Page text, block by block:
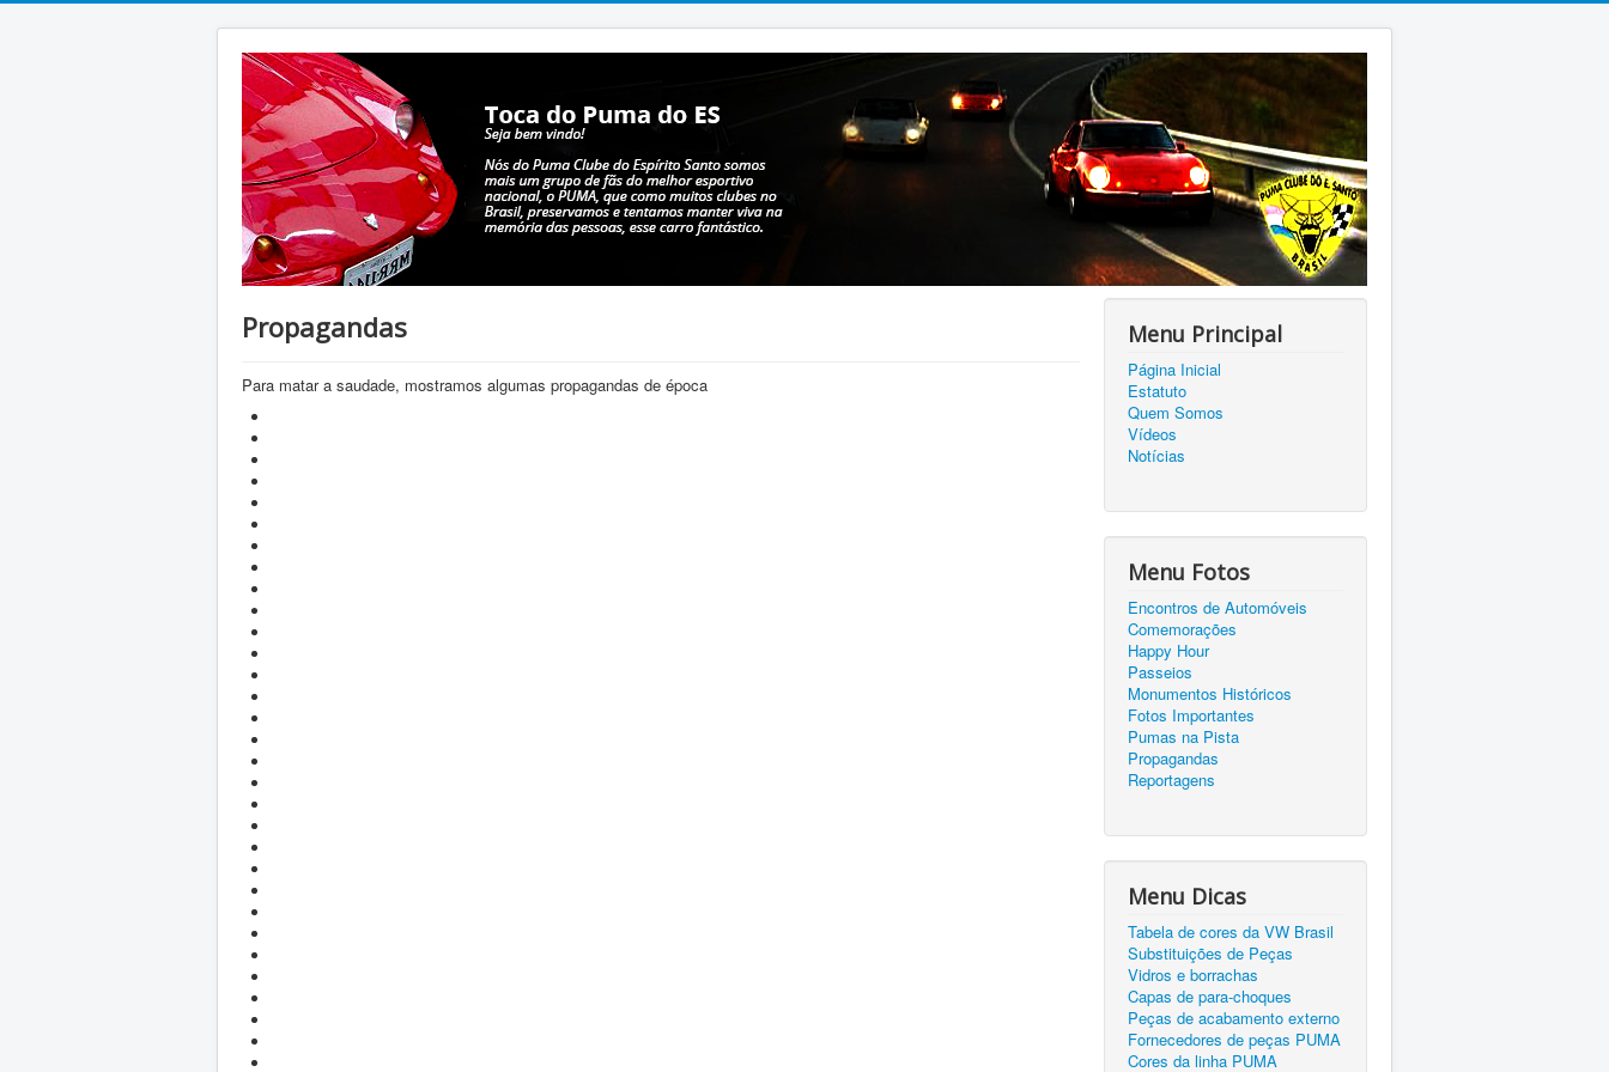
Propagandas
Para matar a saudade, mostramos algumas propagandas de época
Menu Principal
Página Inicial
Estatuto
Quem Somos
Vídeos
Notícias
Menu Fotos
Encontros de Automóveis
Comemorações
Happy Hour
Passeios
Monumentos Históricos
Fotos Importantes
Pumas na Pista
Propagandas
Reportagens
Menu Dicas
Tabela de cores da VW Brasil
Substituições de Peças
Vidros e borrachas
Capas de para-choques
Peças de acabamento externo
Fornecedores de peças PUMA
Cores da linha PUMA